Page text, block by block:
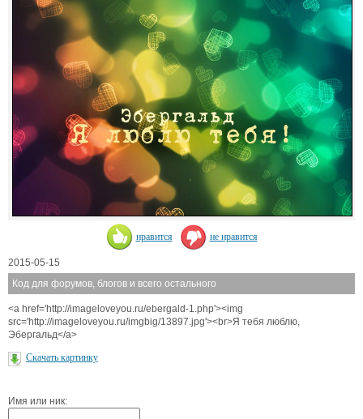
нравится не нравится
2015-05-15
Код для форумов, блогов и всего остального
<a href='http://imageloveyou.ru/ebergald-1.php'><img
src='http://imageloveyou.ru/imgbig/13897.jpg'><br>Я тебя люблю,
Эбергальд</a>
Скачать картинку
Имя или ник: